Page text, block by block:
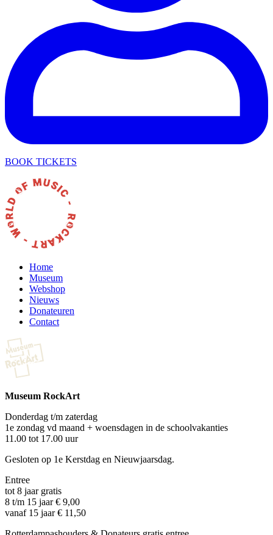
BOOK TICKETS
Home
Museum
Webshop
Nieuws
Donateuren
Contact
Museum RockArt
Donderdag t/m zaterdag
1e zondag vd maand + woensdagen in de schoolvakanties
11.00 tot 17.00 uur
Gesloten op 1e Kerstdag en Nieuwjaarsdag.
Entree
tot 8 jaar gratis
8 t/m 15 jaar € 9,00
vanaf 15 jaar € 11,50